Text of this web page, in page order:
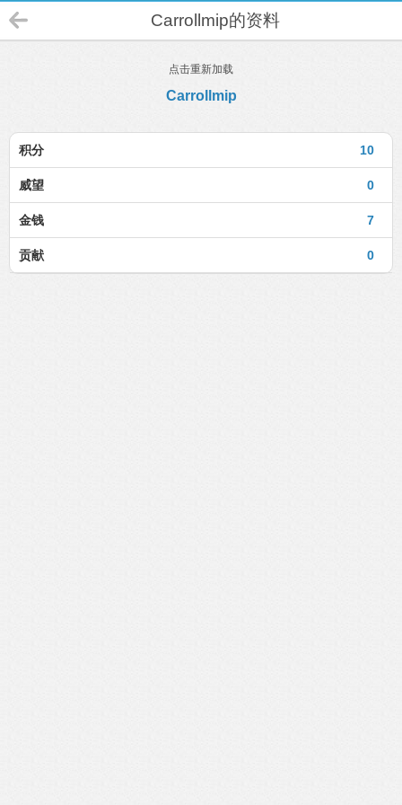
Carrollmip的资料
点击重新加载
Carrollmip
10
积分
0
威望
7
金钱
0
贡献